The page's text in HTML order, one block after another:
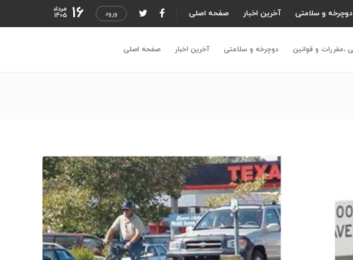
صفحه اصلی آخرین اخبار دوچرخه و سلامتی ورود 16 مرداد
1405
صفحه اصلی آخرین اخبار دوچرخه و سلامتی ،مقررات و قوانین